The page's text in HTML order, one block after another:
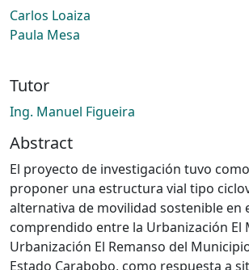
Carlos Loaiza
Paula Mesa
Tutor
Ing. Manuel Figueira
Abstract
El proyecto de investigación tuvo
proponer una estructura vial tipo
alternativa de movilidad sostenible en
comprendido entre la Urbanización El
Urbanización El Remanso del
Estado Carabobo, como respuesta a